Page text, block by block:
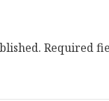
Required